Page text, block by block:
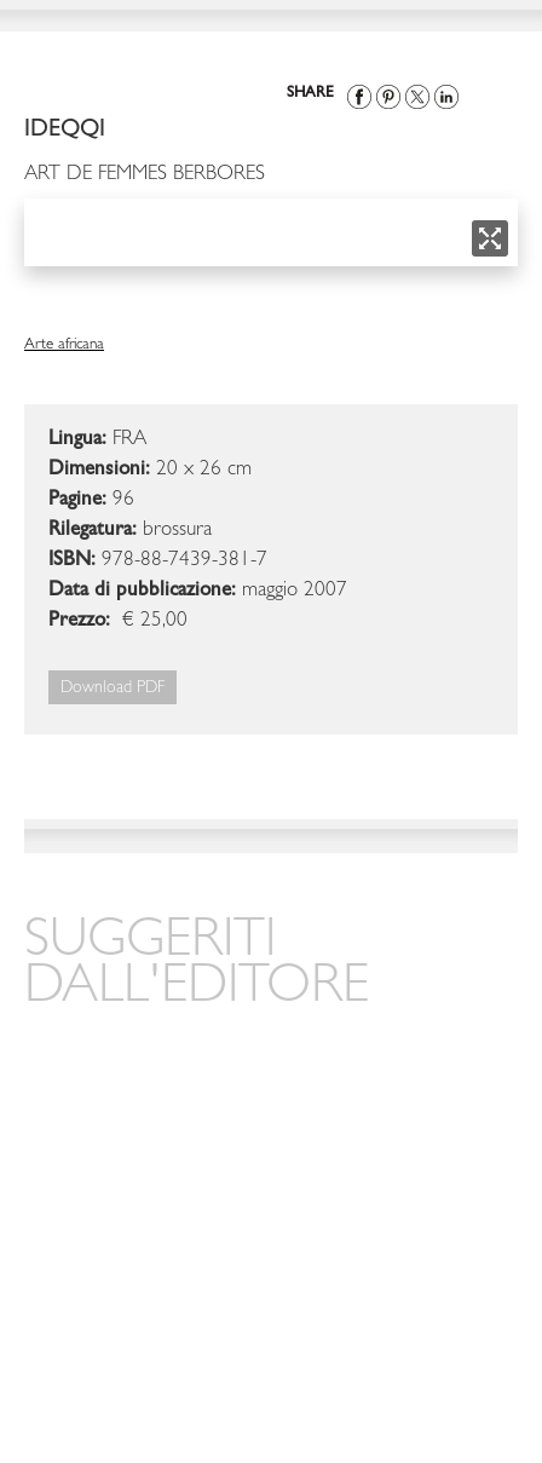
SHARE
IDEQQI
ART DE FEMMES BERBORES
Arte africana
Lingua: FRA
Dimensioni: 20 x 26 cm
Pagine: 96
Rilegatura: brossura
ISBN: 978-88-7439-381-7
Data di pubblicazione: maggio 2007
Prezzo: € 25,00
Download PDF
SUGGERITI
DALL'EDITORE